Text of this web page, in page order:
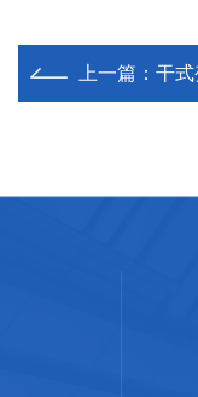
上一篇： 干